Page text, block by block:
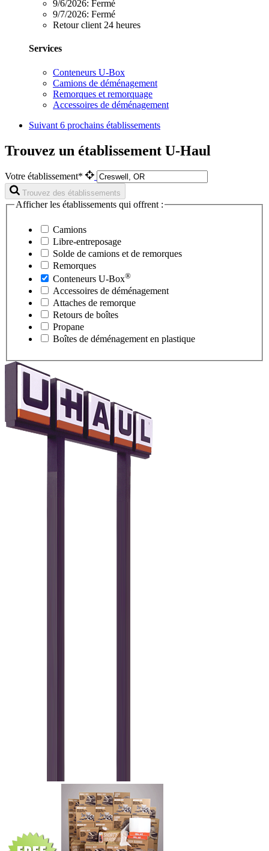
9/6/2026: Fermé
9/7/2026: Fermé
Retour client 24 heures
Services
Conteneurs U-Box
Camions de déménagement
Remorques et remorquage
Accessoires de déménagement
Suivant 6 prochains établissements
Trouvez un établissement U-Haul
Votre établissement*
Trouvez des établissements
Afficher les établissements qui offrent :
Camions
Libre-entreposage
Solde de camions et de remorques
Remorques
Conteneurs U-Box®
Accessoires de déménagement
Attaches de remorque
Retours de boîtes
Propane
Boîtes de déménagement en plastique